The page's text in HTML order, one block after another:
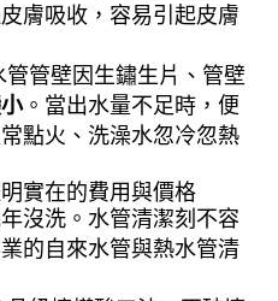
膚吸收，容易引起皮膚
管管壁因生鏽生片、管壁
。當出水量不足時，便
點火、洗澡水忽冷忽熱
實在的費用與價格
沒洗。水管清潔刻不容
的自來水管與熱水管清